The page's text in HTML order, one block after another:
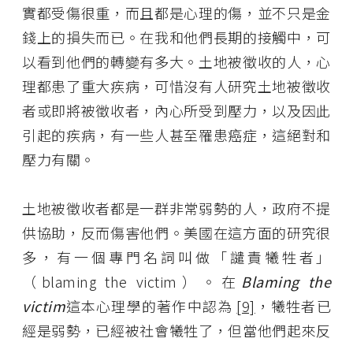
實都受傷很重，而且都是心理的傷，並不只是金
錢上的損失而已。在我和他們長期的接觸中，可
以看到他們的轉變有多大。土地被徵收的人，心
理都患了重大疾病，可惜沒有人研究土地被徵收
者或即將被徵收者，內心所受到壓力，以及因此
引起的疾病，有一些人甚至罹患癌症，這絕對和
壓力有關。
土地被徵收者都是一群非常弱勢的人，政府不提
供協助，反而傷害他們。美國在這方面的研究很
多，有一個專門名詞叫做「譴責犧牲者」
（blaming the victim）。在 Blaming the
victim這本心理學的著作中認為 [9] ，犧牲者已
經是弱勢，已經被社會犧牲了，但當他們起來反